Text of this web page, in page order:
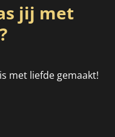
jij met
met liefde gemaakt!